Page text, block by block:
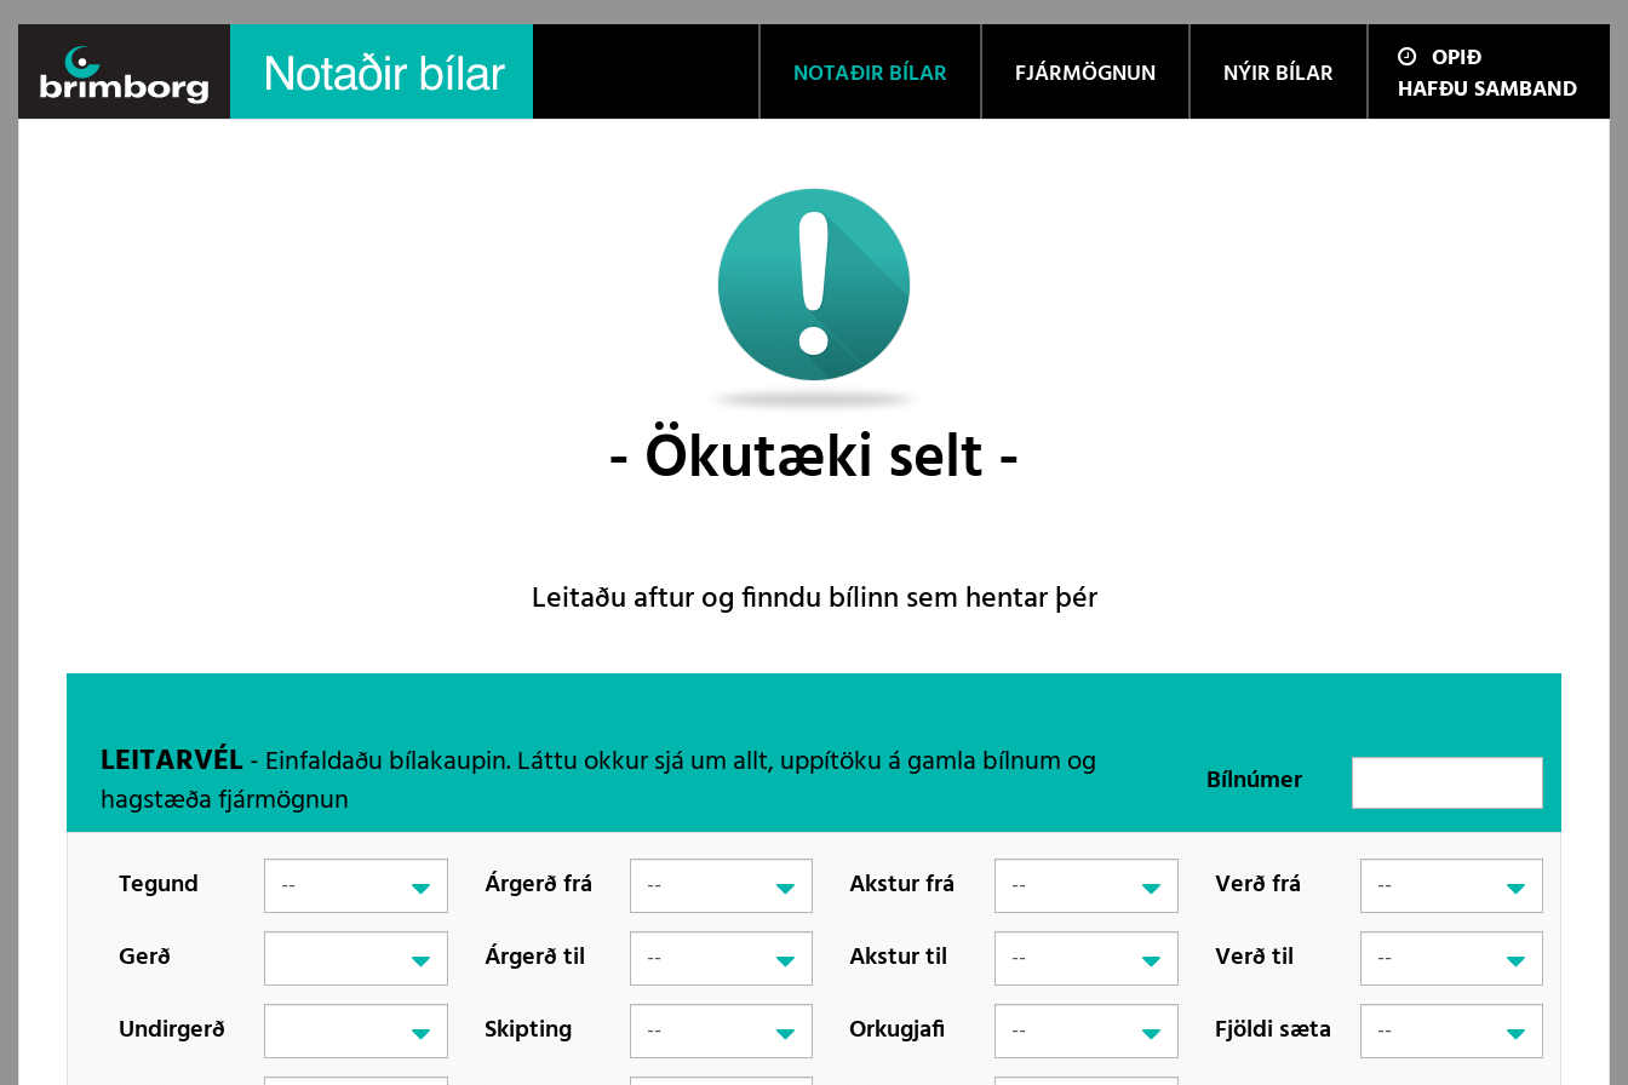
NOTAÐIR BÍLAR FJÁRMÖGNUN NÝIR BÍLAR
OPIÐ
HAFÐU SAMBAND
Ökutæki selt
Leitaðu aftur og finndu bílinn sem hentar þér
LEITARVÉL- Einfaldaðu bílakaupin. Láttu okkur sjá um allt, uppítöku á gamla bílnum og
hagstæða fjármögnun
Bílnúmer
Tegund
Gerð
Undirgerð
Árgerð frá
Árgerð til
Skipting
Akstur frá
Akstur til
Orkugjafi
Verð frá
Verð til
Fjöldi sæta